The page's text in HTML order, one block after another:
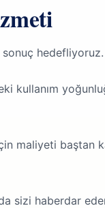
hedefliyoruz.
kullanım
maliyeti baştan
sizi haberdar